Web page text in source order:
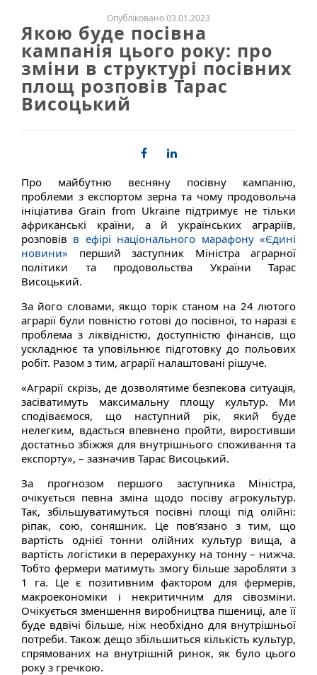
Опубліковано 03.01.2023
Якою буде посівна
кампанія цього року: про
зміни в структурі посівних
площ розповів Тарас
Висоцький
Про майбутню весняну посівну кампанію,
проблеми з експортом зерна та чому продовольча
ініціатива Grain from Ukraine підтримує не тільки
африканські країни, а й українських аграріїв,
розповів в ефірі національного марафону «Єдині
новини» перший заступник Міністра аграрної
політики та продовольства України Тарас
Висоцький.
За його словами, якщо торік станом на 24 лютого
аграрії були повністю готові до посівної, то наразі є
проблема з ліквідністю, доступністю фінансів, що
ускладнює та уповільнює підготовку до польових
робіт. Разом з тим, аграрії налаштовані рішуче.
«Аграрії скрізь, де дозволятиме безпекова ситуація,
засіватимуть максимальну площу культур. Ми
сподіваємося, що наступний рік, який буде
нелегким, вдасться впевнено пройти, виростивши
достатньо збіжжя для внутрішнього споживання та
експорту», – зазначив Тарас Висоцький.
За прогнозом першого заступника Міністра,
очікується певна зміна щодо посіву агрокультур.
Так, збільшуватимуться посівні площі під олійні:
ріпак, сою, соняшник. Це пов’язано з тим, що
вартість однієї тонни олійних культур вища, а
вартість логістики в перерахунку на тонну – нижча.
Тобто фермери матимуть змогу більше заробляти з
1 га. Це є позитивним фактором для фермерів,
макроекономіки і некритичним для сівозміни.
Очікується зменшення виробництва пшениці, але її
буде вдвічі більше, ніж необхідно для внутрішньої
потреби. Також дещо збільшиться кількість культур,
спрямованих на внутрішній ринок, як було цього
року з гречкою.